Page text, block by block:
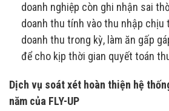
doanh nghiệp còn ghi nhận sai
doanh thu tính vào thu nhập chịu
doanh thu trong kỳ, làm ăn gấp
để cho kịp thời gian quyết toán
Dịch vụ soát xét hoàn thiện hệ
năm của FLY-UP